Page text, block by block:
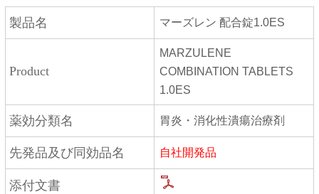
製品名 マーズレン 配合錠1.0ES
Product
MARZULENE
COMBINATION TABLETS
1.0ES
薬効分類名 胃炎・消化性潰瘍治療剤
先発品及び同効品名 自社開発品
添付文書